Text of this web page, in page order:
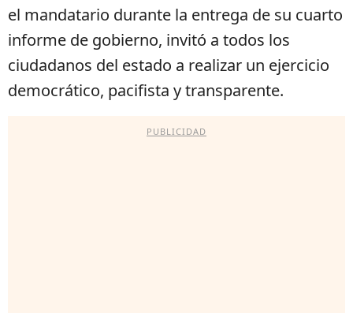
el mandatario durante la entrega de su cuarto
informe de gobierno, invitó a todos los
ciudadanos del estado a realizar un ejercicio
democrático, pacifista y transparente.
PUBLICIDAD